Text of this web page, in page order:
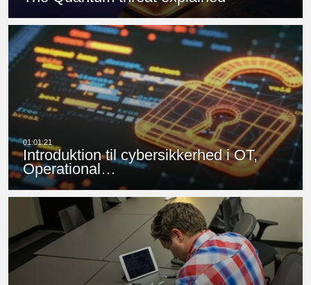
Introduktion til cybersikkerhed i OT,
Operational…